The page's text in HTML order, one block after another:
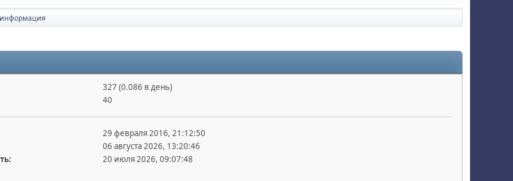
327 (0.086 в день)
40
29 февраля 2016, 21:12:50
06 августа 2026, 13:20:46
20 июля 2026, 09:07:48